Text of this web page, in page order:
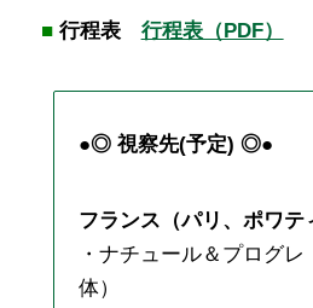
■ 行程表 行程表（PDF）
●◎ 視察先(予定) ◎●
フランス（パリ、ポワテ
・ナチュール＆プログレ
体）